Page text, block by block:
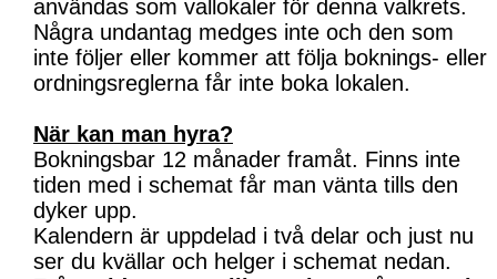
användas som vallokaler för denna valkrets.
Några undantag medges inte och den som
inte följer eller kommer att följa boknings- eller
ordningsreglerna får inte boka lokalen.
När kan man hyra?
Bokningsbar 12 månader framåt. Finns inte
tiden med i schemat får man vänta tills den
dyker upp.
Kalendern är uppdelad i två delar och just nu
ser du kvällar och helger i schemat nedan.